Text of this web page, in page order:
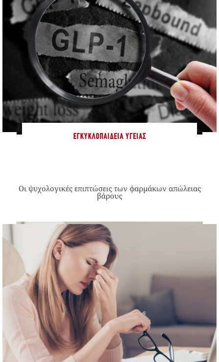
ΕΓΚΥΚΛΟΠΑΊΔΕΙΑ ΥΓΕΊΑΣ
Οι ψυχολογικές επιπτώσεις των φαρμάκων απώλειας
βάρους